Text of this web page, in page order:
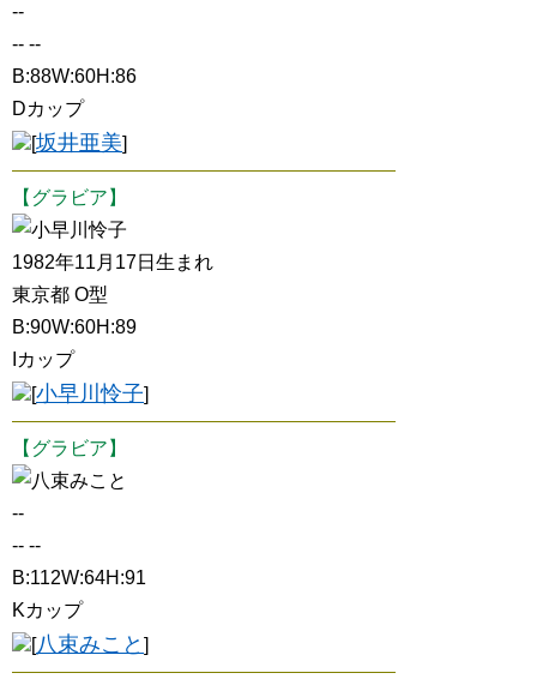
--
-- --
B:88W:60H:86
Dカップ
[坂井亜美]
【グラビア】
小早川怜子
1982年11月17日生まれ
東京都 O型
B:90W:60H:89
Iカップ
[小早川怜子]
【グラビア】
八束みこと
--
-- --
B:112W:64H:91
Kカップ
[八束みこと ]